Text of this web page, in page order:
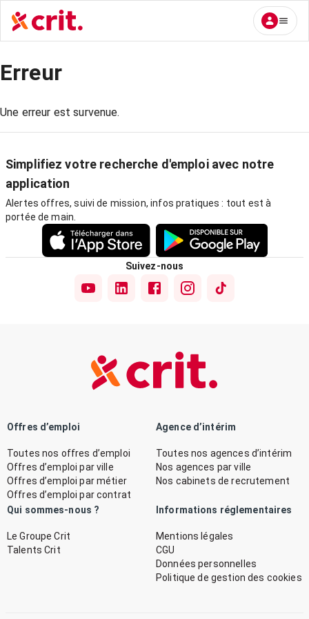
Erreur
Une erreur est survenue.
Simplifiez votre recherche d'emploi avec notre
application
Alertes offres, suivi de mission, infos pratiques : tout est à
portée de main.
Suivez-nous
Offres d’emploi
Toutes nos offres d’emploi
Offres d’emploi par ville
Offres d’emploi par métier
Offres d’emploi par contrat
Agence d’intérim
Toutes nos agences d’intérim
Nos agences par ville
Nos cabinets de recrutement
Qui sommes-nous ?
Le Groupe Crit
Talents Crit
Informations réglementaires
Mentions légales
CGU
Données personnelles
Politique de gestion des cookies